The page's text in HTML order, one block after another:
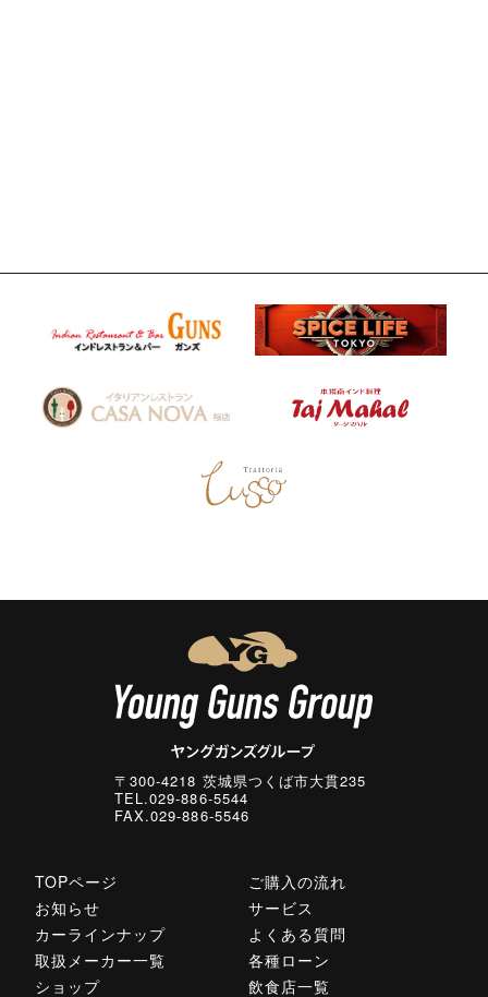
〒300-4218 茨城県つくば市大貫235
TEL.029-886-5544
FAX.029-886-5546
TOPページ
お知らせ
カーラインナップ
取扱メーカー一覧
ショップ
ご購入の流れ
サービス
よくある質問
各種ローン
飲食店一覧